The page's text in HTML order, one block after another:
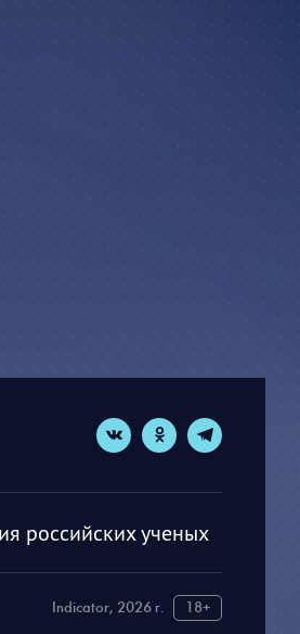
российских ученых
Indicator, 2026 г.
18+